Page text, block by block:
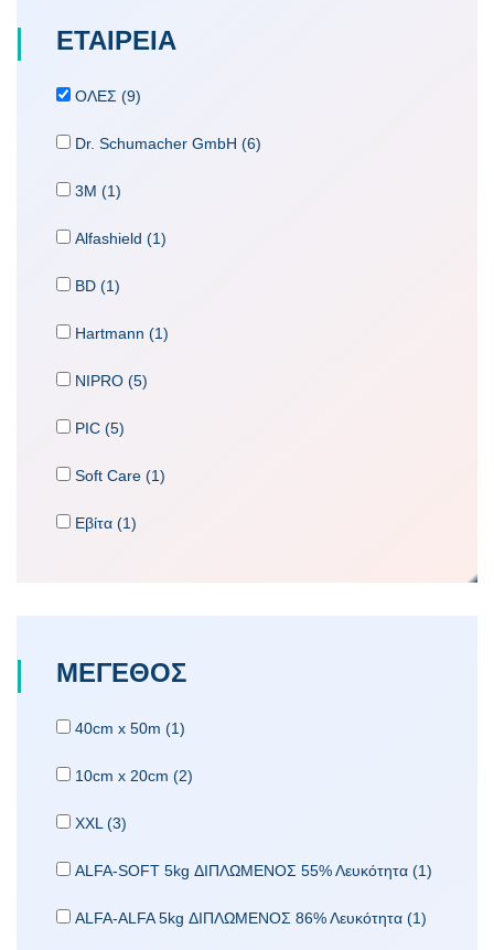
ΕΤΑΙΡΕΙA
ΟΛΕΣ (9)
Dr. Schumacher GmbH (6)
3M (1)
Alfashield (1)
BD (1)
Hartmann (1)
NIPRO (5)
PIC (5)
Soft Care (1)
Εβίτα (1)
ΜΕΓΕΘΟΣ
40cm x 50m (1)
10cm x 20cm (2)
XXL (3)
ALFA-SOFT 5kg ΔΙΠΛΩΜΕΝΟΣ 55% Λευκότητα (1)
ALFA-ALFA 5kg ΔΙΠΛΩΜΕΝΟΣ 86% Λευκότητα (1)